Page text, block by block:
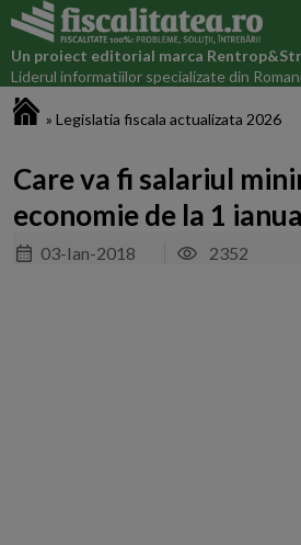
Un proiect editorial marca
Liderul informatiilor specializate din
» Legislatia fiscala actualizata 2026
Care va fi salariul
economie de la 1
03-Ian-2018 2352